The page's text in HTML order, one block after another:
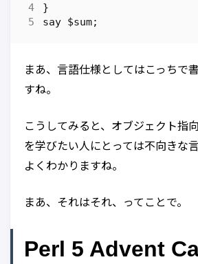
}
say $sum;
まあ、言語仕様としてはこっちで
すね。
こうしてみると、オブジェクト指
を学びたい人にとっては不向きな
よくわかりますね。
まあ、それはそれ、ってことで。
Perl 5 Advent